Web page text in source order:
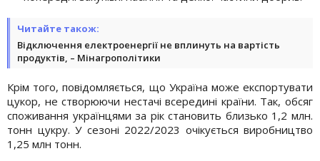
Читайте також:
Відключення електроенергії не вплинуть на вартість
продуктів, – Мінагрополітики
Крім того, повідомляється, що Україна може експортувати
цукор, не створюючи нестачі всередині країни. Так, обсяг
споживання українцями за рік становить близько 1,2 млн.
тонн цукру. У сезоні 2022/2023 очікується виробництво
1,25 млн тонн.